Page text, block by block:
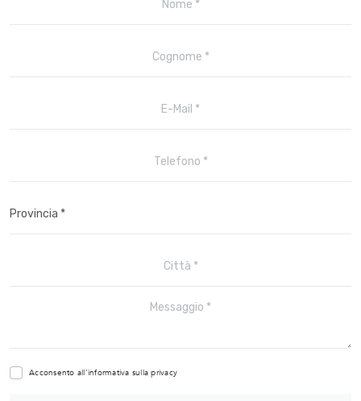
Acconsento all'informativa sullaprivacy